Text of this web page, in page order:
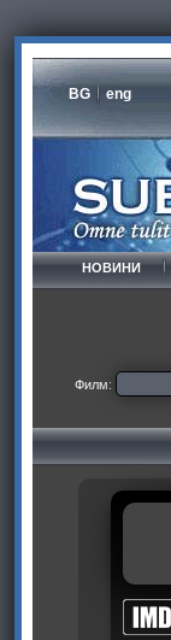
BG eng
НОВИНИ
Филм: